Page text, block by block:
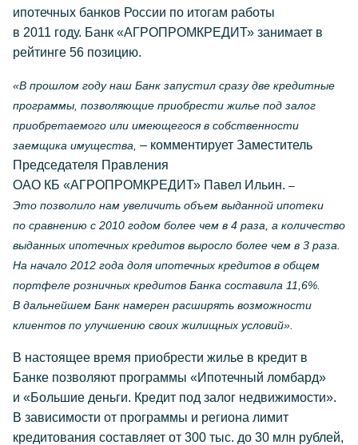
ипотечных банков России по итогам работы
в 2011 году. Банк «АГРОПРОМКРЕДИТ» занимает в
рейтинге 56 позицию.
«В прошлом году наш Банк запустил сразу две кредитные
программы, позволяющие приобрести жилье под залог
приобретаемого или имеющегося в собственности
заемщика имущества, – комментирует Заместитель
Председателя Правления
ОАО КБ «АГРОПРОМКРЕДИТ» Павел Ильин. –
Это позволило нам увеличить объем выданной ипотеки
по сравнению с 2010 годом более чем в 4 раза, а количество
выданных ипотечных кредитов выросло более чем в 3 раза.
На начало 2012 года доля ипотечных кредитов в общем
портфеле розничных кредитов Банка составила 11,6%.
В дальнейшем Банк намерен расширять возможности
клиентов по улучшению своих жилищных условий».
В настоящее время приобрести жилье в кредит в
Банке позволяют программы «Ипотечный ломбард»
и «Большие деньги. Кредит под залог недвижимости».
В зависимости от программы и региона лимит
кредитования составляет от 300 тыс. до 30 млн рублей,